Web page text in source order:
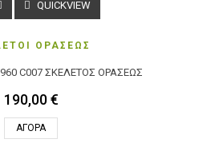
QUICKVIEW
ΟΡΑΣΕΩΣ
960 C007 ΣΚΕΛΕΤΌΣ ΟΡΆΣΕΩΣ
190,00 €
ΑΓΟΡΆ